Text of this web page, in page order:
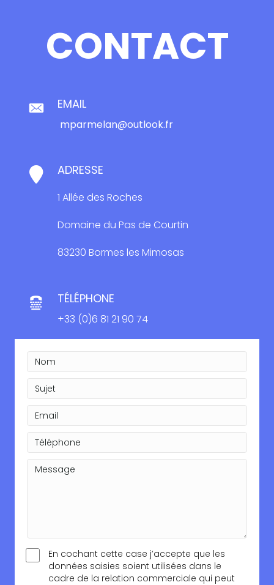
CONTACT
EMAIL
mparmelan@outlook.fr
ADRESSE
1 Allée des Roches
Domaine du Pas de Courtin
83230 Bormes les Mimosas
TÉLÉPHONE
+33 (0)6 81 21 90 74
En cochant cette case j’accepte que les
données saisies soient utilisées dans le
cadre de la relation commerciale qui peut